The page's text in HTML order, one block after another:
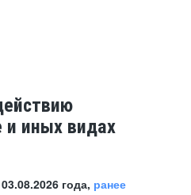
и иных видах
года, ранее